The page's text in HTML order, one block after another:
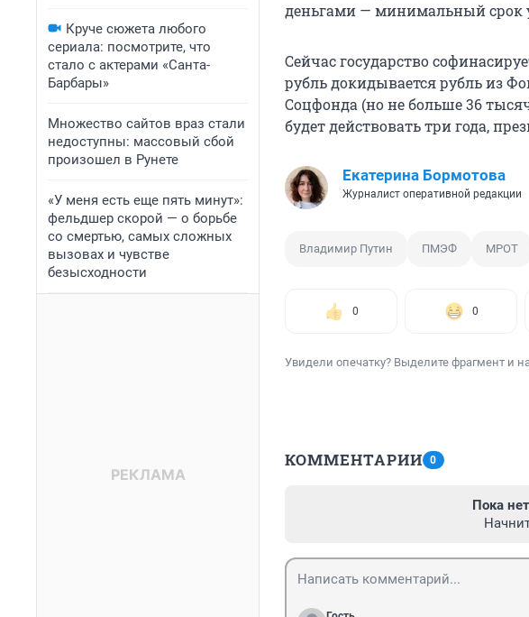
Круче сюжета любого
сериала: посмотрите, что
стало с актерами «Санта-
Барбары»
Множество сайтов враз стали
недоступны: массовый сбой
произошел в Рунете
«У меня есть еще пять минут»:
фельдшер скорой — о борьбе
со смертью, самых сложных
вызовах и чувстве
безысходности
деньгами — минимальный срок
Сейчас государство
рубль докидывается рубль из
Соцфонда (но не больше 36
будет действовать три года,
Екатерина Бормотова
Журналист оперативной редакции
Владимир Путин ПМЭФ МРОТ
0 0
Увидели опечатку? Выделите фрагмент и
КОММЕНТАРИИ 0
Пока